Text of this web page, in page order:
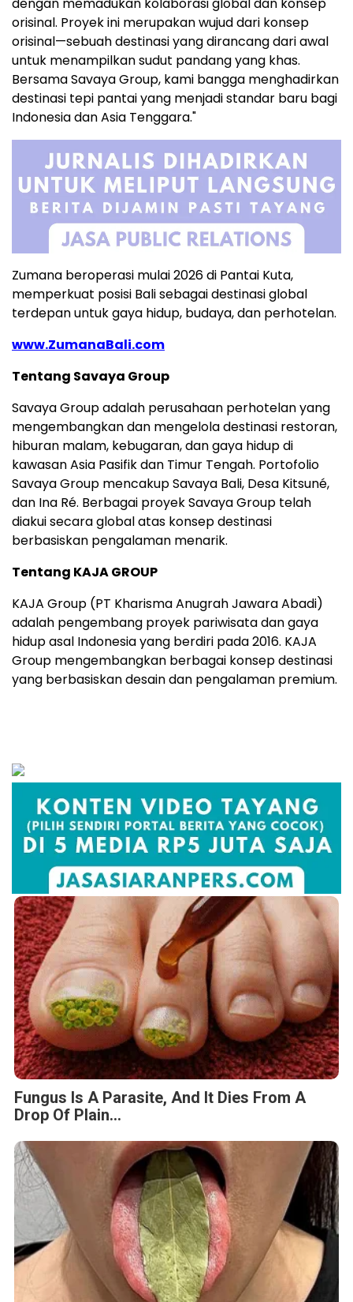
dengan memadukan kolaborasi global dan konsep
orisinal. Proyek ini merupakan wujud dari konsep
orisinal—sebuah destinasi yang dirancang dari awal
untuk menampilkan sudut pandang yang khas.
Bersama Savaya Group, kami bangga menghadirkan
destinasi tepi pantai yang menjadi standar baru bagi
Indonesia dan Asia Tenggara."
Zumana beroperasi mulai 2026 di Pantai Kuta,
memperkuat posisi Bali sebagai destinasi global
terdepan untuk gaya hidup, budaya, dan perhotelan.
www.ZumanaBali.com
Tentang Savaya Group
Savaya Group adalah perusahaan perhotelan yang
mengembangkan dan mengelola destinasi restoran,
hiburan malam, kebugaran, dan gaya hidup di
kawasan Asia Pasifik dan Timur Tengah. Portofolio
Savaya Group mencakup Savaya Bali, Desa Kitsuné,
dan Ina Ré. Berbagai proyek Savaya Group telah
diakui secara global atas konsep destinasi
berbasiskan pengalaman menarik.
Tentang KAJA GROUP
KAJA Group (PT Kharisma Anugrah Jawara Abadi)
adalah pengembang proyek pariwisata dan gaya
hidup asal Indonesia yang berdiri pada 2016. KAJA
Group mengembangkan berbagai konsep destinasi
yang berbasiskan desain dan pengalaman premium.
Fungus Is A Parasite, And It Dies From A
Drop Of Plain...